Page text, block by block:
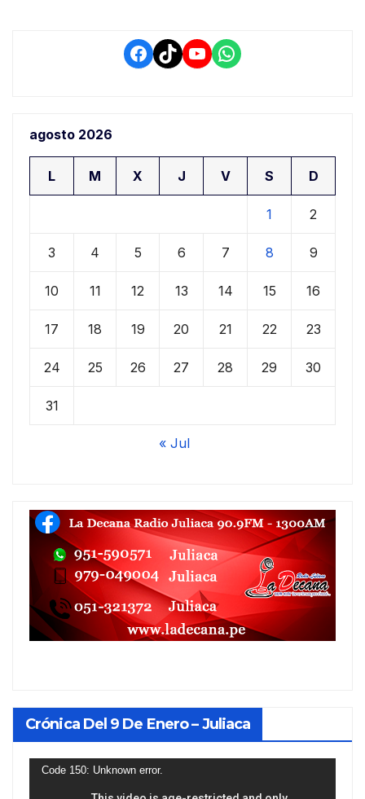
Facebook
TikTokYouTube
WhatsApp
agosto 2026
L M X J V S D
1 2
3 4 5 6 7 8 9
10 11 12 13 14 15 16
17 18 19 20 21 22 23
24 25 26 27 28 29 30
31
« Jul
Crónica Del 9 De Enero – Juliaca
Reproductor
Code 150: Unknown error.